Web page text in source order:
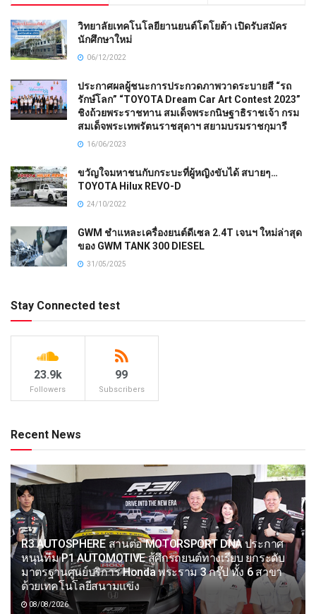
วิทยาลัยเทคโนโลยียานยนต์โตโยต้า เปิดรับสมัคร
นักศึกษาใหม่
06/12/2022
ประกาศผลผู้ชนะการประกวดภาพวาดระบายสี “รถ
รักษ์โลก” “TOYOTA Dream Car Art Contest 2023”
ชิงถ้วยพระราชทาน สมเด็จพระกนิษฐาธิราชเจ้า กรม
สมเด็จพระเทพรัตนราชสุดาฯ สยามบรมราชกุมารี
16/06/2023
ขวัญใจมหาชนกับกระบะที่ผู้หญิงขับได้ สบายๆ…
TOYOTA Hilux REVO-D
24/10/2022
GWM ชำแหละเครื่องยนต์ดีเซล 2.4T เจนฯ ใหม่ล่าสุด
ของ GWM TANK 300 DIESEL
31/05/2025
Stay Connected test
23.9k
Followers
99
Subscribers
Recent News
R3 AUTOSPHERE สานต่อ MOTORSPORT DNA ประกาศ
หนุนทีม P1 AUTOMOTIVE สู้ศึกรถยนต์ทางเรียบ ยกระดับ
มาตรฐานศูนย์บริการ Honda พระราม 3 กรุ๊ป ทั้ง 6 สาขา
ด้วยเทคโนโลยีสนามแข่ง
08/08/2026